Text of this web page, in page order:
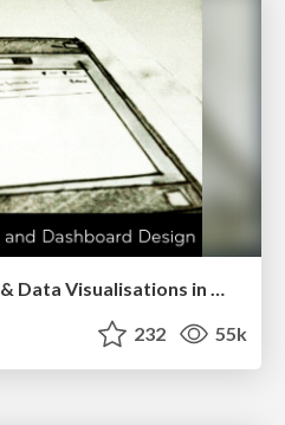
Designing Dashboards & Data Visualisations in Web Apps
232 55k